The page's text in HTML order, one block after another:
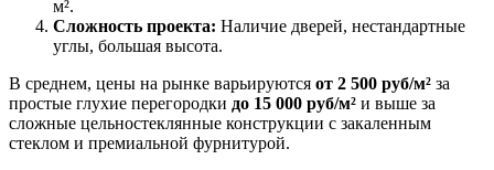
м².
Сложность проекта: Наличие дверей, нестандартные
углы, большая высота.
В среднем, цены на рынке варьируются от 2 500 руб/м² за
простые глухие перегородки до 15 000 руб/м² и выше за
сложные цельностеклянные конструкции с закаленным
стеклом и премиальной фурнитурой.